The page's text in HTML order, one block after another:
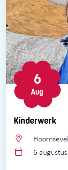
Kinderwerk
6
Aug
6